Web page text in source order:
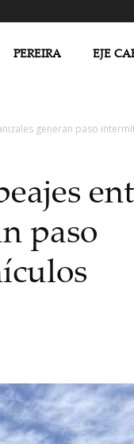
PEREIRA EJE
generan paso
paso